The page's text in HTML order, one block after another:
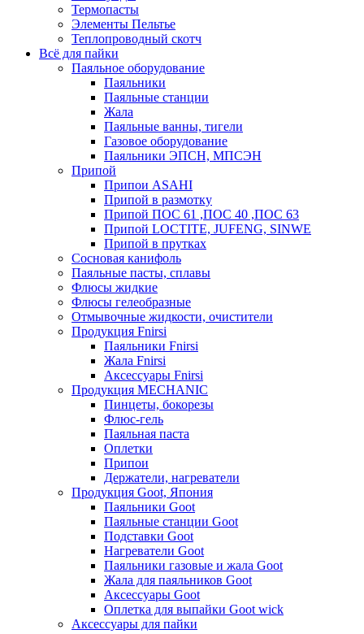
Термопасты
Элементы Пельтье
Теплопроводный скотч
Всё для пайки
Паяльное оборудование
Паяльники
Паяльные станции
Жала
Паяльные ванны, тигели
Газовое оборудование
Паяльники ЭПСН, МПСЭН
Припой
Припои ASAHI
Припой в размотку
Припой ПОС 61 ,ПОС 40 ,ПОС 63
Припой LOCTITE, JUFENG, SINWE
Припой в прутках
Сосновая канифоль
Паяльные пасты, сплавы
Флюсы жидкие
Флюсы гелеобразные
Отмывочные жидкости, очистители
Продукция Fnirsi
Паяльники Fnirsi
Жала Fnirsi
Аксессуары Fnirsi
Продукция MECHANIC
Пинцеты, бокорезы
Флюс-гель
Паяльная паста
Оплетки
Припои
Держатели, нагреватели
Продукция Goot, Япония
Паяльники Goot
Паяльные станции Goot
Подставки Goot
Нагреватели Goot
Паяльники газовые и жала Goot
Жала для паяльников Goot
Аксессуары Goot
Оплетка для выпайки Goot wick
Аксессуары для пайки